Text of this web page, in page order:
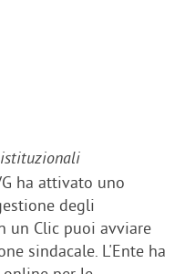
istituzionali
ha attivato uno
degli
un Clic puoi avviare
sindacale. L'Ente ha